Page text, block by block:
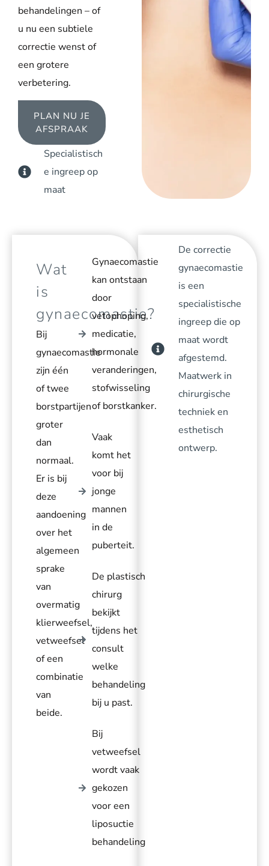
behandelingen – of
u nu een subtiele
correctie wenst of
een grotere
verbetering.
PLAN NU JE
AFSPRAAK
Specialistisch
e ingreep op
maat
Wat
is
gynaecomastie?
Bij
gynaecomastie
zijn één
of twee
borstpartijen
groter
dan
normaal.
Er is bij
deze
aandoening
over het
algemeen
sprake
van
overmatig
klierweefsel,
vetweefsel
of een
combinatie
van
beide.
Gynaecomastie
kan ontstaan
door
vetophoping,
medicatie,
hormonale
veranderingen,
stofwisseling
of borstkanker.
Vaak
komt het
voor bij
jonge
mannen
in de
puberteit.
De plastisch
chirurg
bekijkt
tijdens het
consult
welke
behandeling
bij u past.
Bij
vetweefsel
wordt vaak
gekozen
voor een
liposuctie
behandeling
De correctie
gynaecomastie
is een
specialistische
ingreep die op
maat wordt
afgestemd.
Maatwerk in
chirurgische
techniek en
esthetisch
ontwerp.